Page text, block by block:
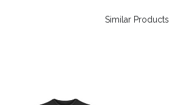
Similar Products